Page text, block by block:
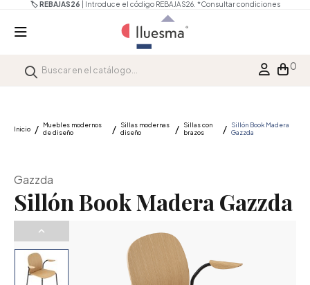
🏷️ REBAJAS26 | Introduce el código REBAJAS26. *Consultar condiciones
0
Inicio
Muebles modernos
de diseño
Sillas modernas
diseño
Sillas con
brazos
Sillón Book Madera
Gazzda
Gazzda
Sillón Book Madera Gazzda